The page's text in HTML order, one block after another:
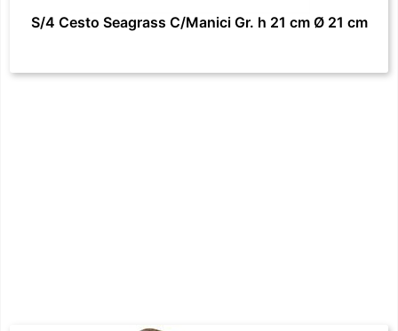
S/4 Cesto Seagrass C/Manici Gr. h 21 cm Ø 21 cm